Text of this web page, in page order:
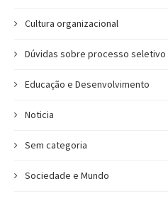
Cultura organizacional
Dúvidas sobre processo seletivo
Educação e Desenvolvimento
Noticia
Sem categoria
Sociedade e Mundo